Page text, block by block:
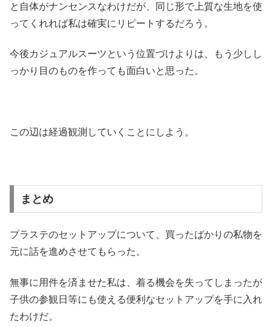
と自体がナンセンスなわけだが、同じ形で上質な生地を使
ってくれれば私は確実にリピートするだろう。
今後カジュアルスーツという位置づけよりは、もう少しし
っかり目のものを作っても面白いと思った。
この辺は経過観測していくことにしよう。
まとめ
プラステのセットアップについて、買ったばかりの私物を
元に話を進めさせてもらった。
無事に用件を済ませた私は、着る機会を失ってしまったが
子供の参観日等にも使える便利なセットアップを手に入れ
たわけだ。